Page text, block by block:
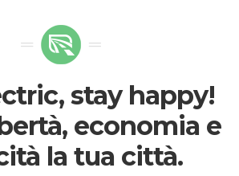
stay happy!
economia e
la tua città.